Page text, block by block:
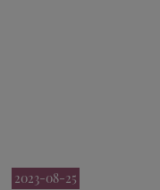
2023-08-25